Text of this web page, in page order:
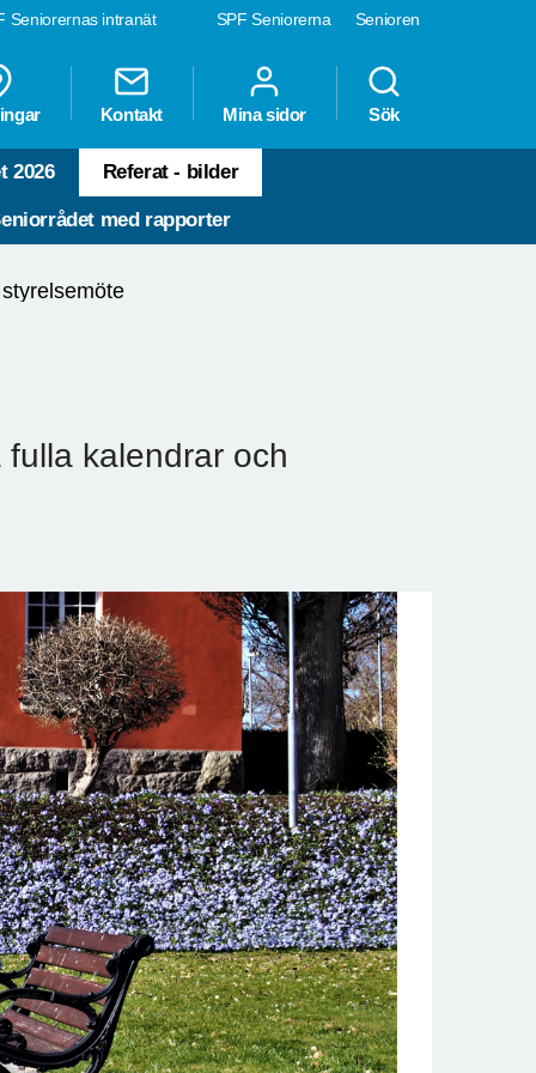
SPF Seniorerna Senioren
Seniorernas intranät
Kontakt Mina sidor Sök
2026 Referat - bilder
med rapporter
kalendrar och